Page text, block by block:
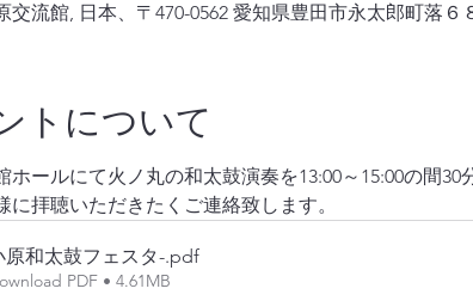
交流館, 日本、〒470-0562 愛知県豊田市永太郎町落６
トについて
ホールにて火ノ丸の和太鼓演奏を13:00～15:00の間
に拝聴いただきたくご連絡致します。
原和太鼓フェスタ-.pdf
PDF • 4.61MB